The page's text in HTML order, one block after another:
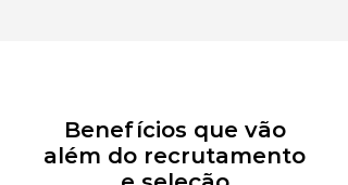
Benefícios que vão
além do recrutamento